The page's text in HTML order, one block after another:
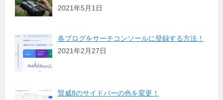
2021年5月1日
各ブログをサーチコンソールに登録する方法！
2021年2月27日
賢威8のサイドバーの色を変更！